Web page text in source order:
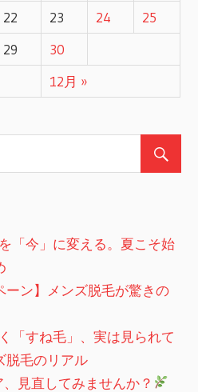
12月 »
22 23 24
25
29 30
「今」に変える。夏こそ始
ーン】メンズ脱毛が驚きの
「すね毛」、実は見られて
脱毛のリアル
見直してみませんか？